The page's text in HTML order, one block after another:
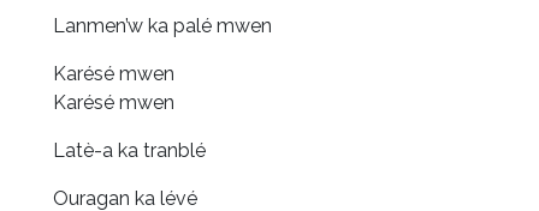
Lanmen’w ka palé mwen
Karésé mwen
Karésé mwen
Latè-a ka tranblé
Ouragan ka lévé